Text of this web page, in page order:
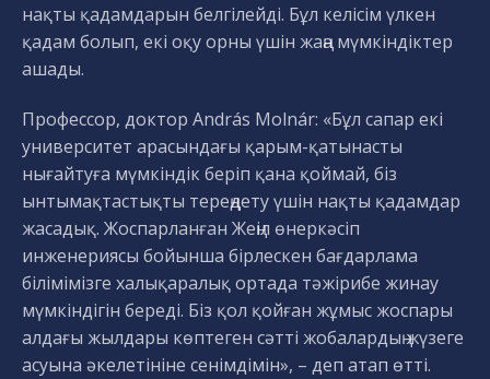
нақты қадамдарын белгілейді. Бұл келісім үлкен
қадам болып, екі оқу орны үшін жаңа мүмкіндіктер
ашады.
Профессор, доктор András Molnár: «Бұл сапар екі
университет арасындағы қарым-қатынасты
нығайтуға мүмкіндік беріп қана қоймай, біз
ынтымақтастықты тереңдету үшін нақты қадамдар
жасадық. Жоспарланған Жеңіл өнеркәсіп
инженериясы бойынша бірлескен бағдарлама
білімімізге халықаралық ортада тәжірибе жинау
мүмкіндігін береді. Біз қол қойған жұмыс жоспары
алдағы жылдары көптеген сәтті жобалардың жүзеге
асуына әкелетініне сенімдімін», – деп атап өтті.